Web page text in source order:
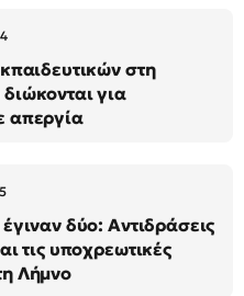
στη
για
απεργία
δύο: Αντιδράσεις
τις υποχρεωτικές
Λήμνο